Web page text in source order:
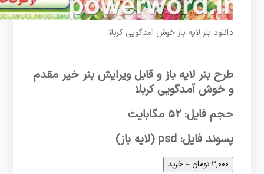
دانلود بنر لایه باز خوش آمدگویی کربلا
طرح بنر لایه باز و قابل ویرایش بنر خیر مقدم
و خوش آمدگویی کربلا
حجم فایل: 52 مگابایت
پسوند فایل: psd (لایه باز)
2,000 تومان – خرید